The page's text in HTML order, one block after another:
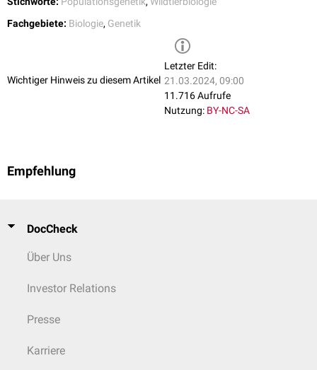
Fachgebiete: Biologie, Genetik
Wichtiger Hinweis zu diesem Artikel
Letzter Edit:
21.03.2024, 09:00
11.716 Aufrufe
Nutzung: BY-NC-SA
Empfehlung
DocCheck
Über Uns
Investor Relations
Presse
Karriere